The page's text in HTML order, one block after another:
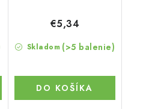
Skladom (>5 balenie)
€5,34
DO KOŠÍKA